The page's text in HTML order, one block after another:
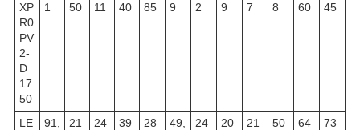
XP
R0
PV
2-
D
17
50
1
50
11
40
85
9
2
9
7
8
60
45
LE 91, 21 24 39 28 49, 24 20 21 50 64 73